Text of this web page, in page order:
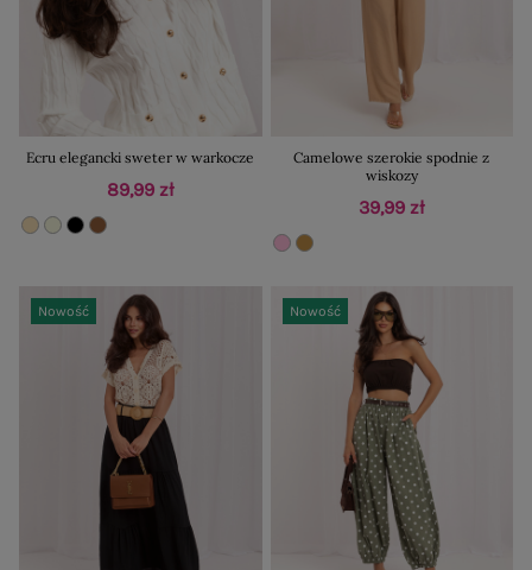
Ecru elegancki sweter w warkocze
89,99 zł
Camelowe szerokie spodnie z
wiskozy
39,99 zł
Nowość Nowość